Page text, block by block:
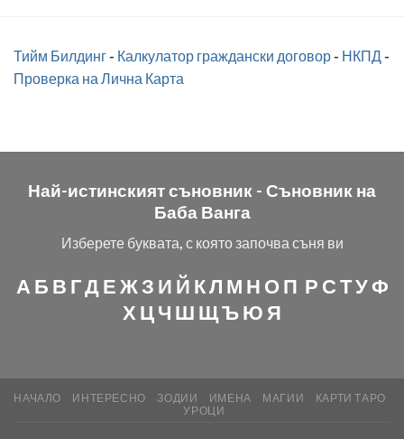
Тийм Билдинг- Калкулатор граждански договор- НКПД-
Проверка на Лична Карта
Най-истинският съновник - Съновник на
Баба Ванга
Изберете буквата, с която започва съня ви
А Б В ГДЕЖЗ И Й КЛ М Н О П Р СТУФ
Х ЦЧ Ш ЩЪЮ Я
НАЧАЛО ИНТЕРЕСНО ЗОДИИ ИМЕНА МАГИИ
КАРТИ ТАРО
УРОЦИ